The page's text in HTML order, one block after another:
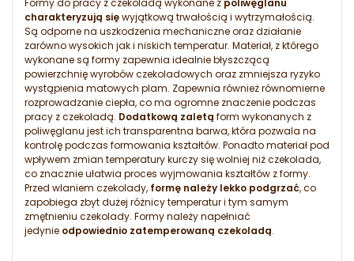
Formy do pracy z czekoladą wykonane z poliwęglanu
charakteryzują sięwyjątkową trwałością i wytrzymałością.
Są odporne na uszkodzenia mechaniczne oraz działanie
zarówno wysokich jak i niskich temperatur. Materiał, z którego
wykonane są formy zapewnia idealnie błyszczącą
powierzchnię wyrobów czekoladowych oraz zmniejsza ryzyko
wystąpienia matowych plam. Zapewnia również równomierne
rozprowadzanie ciepła, co ma ogromne znaczenie podczas
pracy z czekoladą. Dodatkową zaletą form wykonanych z
poliwęglanu jest ich transparentna barwa, która pozwala na
kontrolę podczas formowania kształtów. Ponadto materiał pod
wpływem zmian temperatury kurczy się wolniej niż czekolada,
co znacznie ułatwia proces wyjmowania kształtów z formy.
Przed wlaniem czekolady, formę należy lekko podgrzać, co
zapobiega zbyt dużej różnicy temperatur i tym samym
zmętnieniu czekolady. Formy należy napełniać
jedynie odpowiednio zatemperowaną czekoladą.